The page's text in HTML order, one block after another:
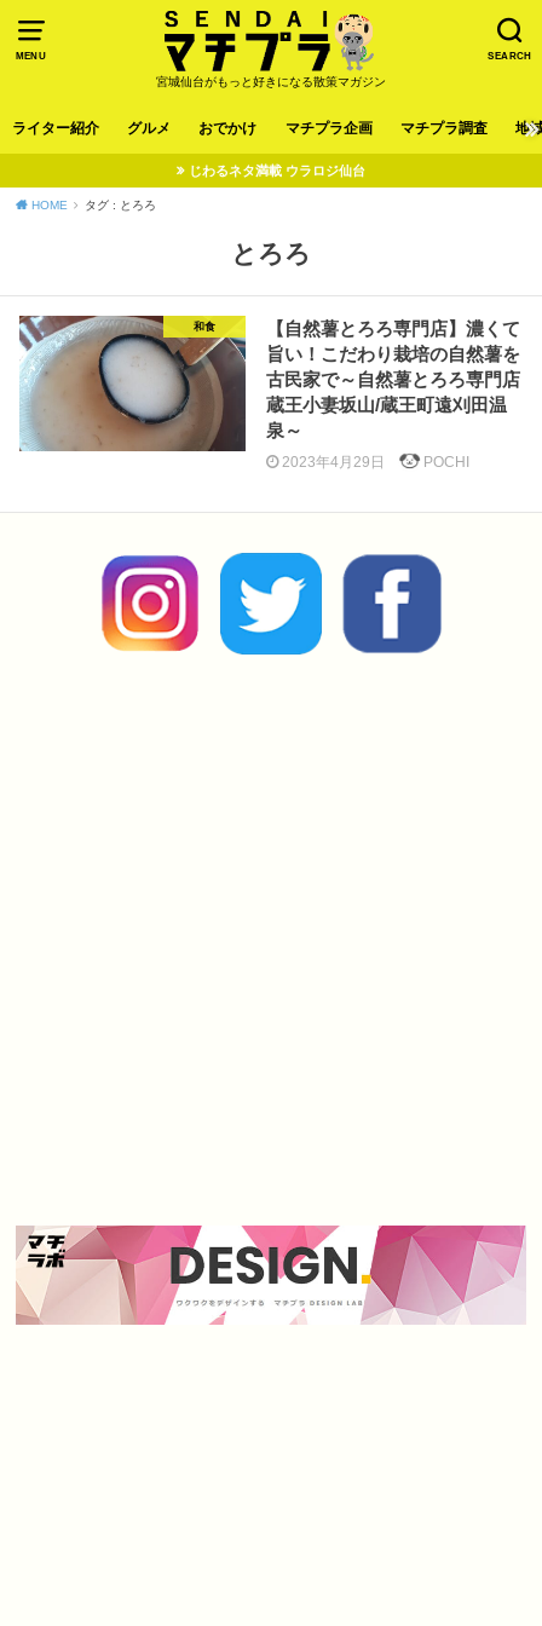
MENU SEARCH
宮城仙台がもっと好きになる散策マガジン
ライター紹介 グルメ おでかけ マチプラ企画 マチプラ調査 地
じわるネタ満載 ウラロジ仙台
HOME タグ : とろろ
とろろ
和食
【自然薯とろろ専門店】濃くて
旨い！こだわり栽培の自然薯を
古民家で～自然薯とろろ専門店
蔵王小妻坂山/蔵王町遠刈田温
泉～
2023年4月29日 POCHI